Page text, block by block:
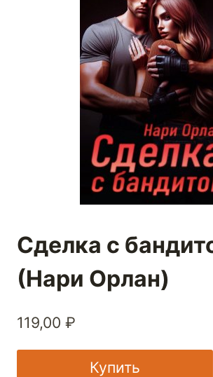
Сделка с
(Нари Орлан)
119,00 ₽
Купить